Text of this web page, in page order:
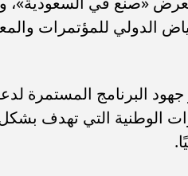
2025 في مركز الرياض الدولي
البرنامج المستمرة
الوطنية التي تهدف